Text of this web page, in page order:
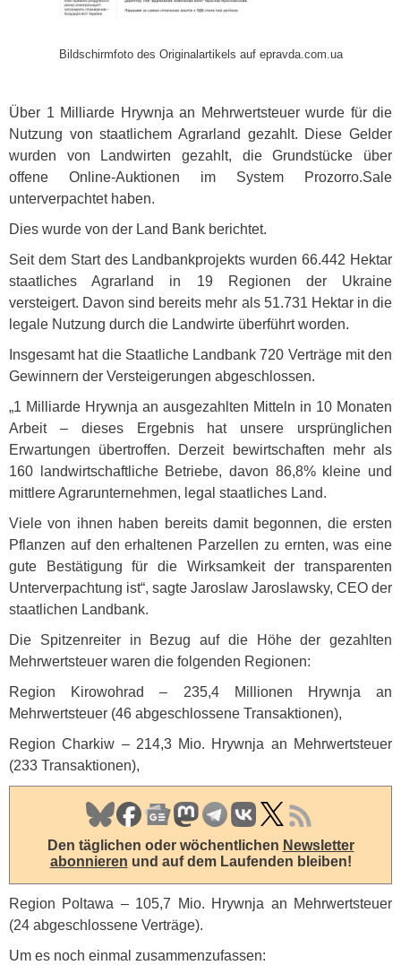
Bildschirmfoto des Originalartikels auf epravda.com.ua
Über 1 Milliarde Hrywnja an Mehrwertsteuer wurde für die
Nutzung von staatlichem Agrarland gezahlt. Diese Gelder
wurden von Landwirten gezahlt, die Grundstücke über
offene Online-Auktionen im System Prozorro.Sale
unterverpachtet haben.
Dies wurde von der Land Bank berichtet.
Seit dem Start des Landbankprojekts wurden 66.442 Hektar
staatliches Agrarland in 19 Regionen der Ukraine
versteigert. Davon sind bereits mehr als 51.731 Hektar in die
legale Nutzung durch die Landwirte überführt worden.
Insgesamt hat die Staatliche Landbank 720 Verträge mit den
Gewinnern der Versteigerungen abgeschlossen.
„1 Milliarde Hrywnja an ausgezahlten Mitteln in 10 Monaten
Arbeit – dieses Ergebnis hat unsere ursprünglichen
Erwartungen übertroffen. Derzeit bewirtschaften mehr als
160 landwirtschaftliche Betriebe, davon 86,8% kleine und
mittlere Agrarunternehmen, legal staatliches Land.
Viele von ihnen haben bereits damit begonnen, die ersten
Pflanzen auf den erhaltenen Parzellen zu ernten, was eine
gute Bestätigung für die Wirksamkeit der transparenten
Unterverpachtung ist“, sagte Jaroslaw Jaroslawsky, CEO der
staatlichen Landbank.
Die Spitzenreiter in Bezug auf die Höhe der gezahlten
Mehrwertsteuer waren die folgenden Regionen:
Region Kirowohrad – 235,4 Millionen Hrywnja an
Mehrwertsteuer (46 abgeschlossene Transaktionen),
Region Charkiw – 214,3 Mio. Hrywnja an Mehrwertsteuer
(233 Transaktionen),
Den täglichen oder wöchentlichen Newsletter
abonnieren und auf dem Laufenden bleiben!
Region Poltawa – 105,7 Mio. Hrywnja an Mehrwertsteuer
(24 abgeschlossene Verträge).
Um es noch einmal zusammenzufassen: